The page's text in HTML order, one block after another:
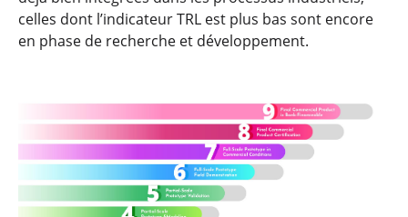
celles dont l’indicateur TRL est plus bas sont encore
en phase de recherche et développement.